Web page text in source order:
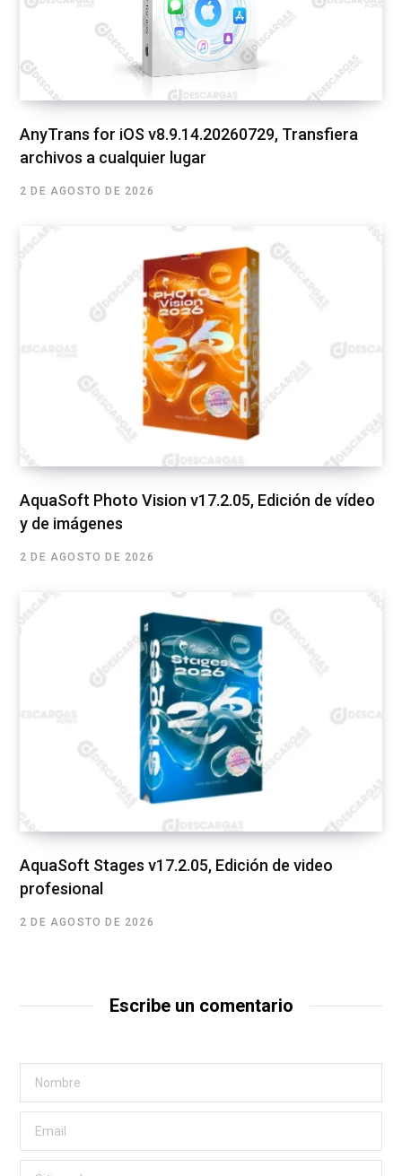
AnyTrans for iOS v8.9.14.20260729, Transfiera
archivos a cualquier lugar
2 DE AGOSTO DE 2026
AquaSoft Photo Vision v17.2.05, Edición de vídeo
y de imágenes
2 DE AGOSTO DE 2026
AquaSoft Stages v17.2.05, Edición de video
profesional
2 DE AGOSTO DE 2026
Escribe un comentario